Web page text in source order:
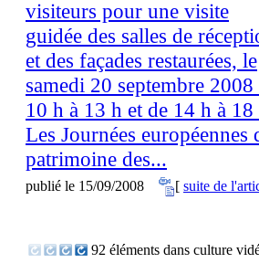
visiteurs pour une visite
guidée des salles de
et des façades restaurées, le
samedi 20 septembre 2008
10 h à 13 h et de 14 h à 18
Les Journées européennes
patrimoine des...
publié le 15/09/2008 [ suite de
92 éléments dans culture